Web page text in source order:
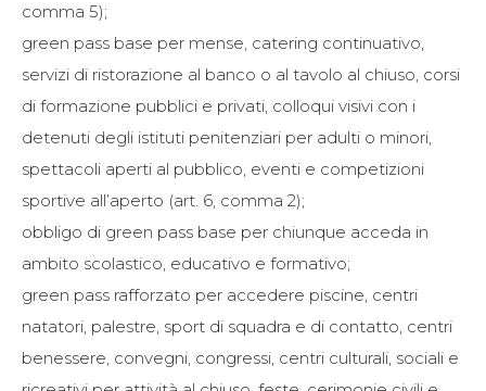
comma 5);
green pass base per mense, catering continuativo,
servizi di ristorazione al banco o al tavolo al chiuso, corsi
di formazione pubblici e privati, colloqui visivi con i
detenuti degli istituti penitenziari per adulti o minori,
spettacoli aperti al pubblico, eventi e competizioni
sportive all’aperto (art. 6, comma 2);
obbligo di green pass base per chiunque acceda in
ambito scolastico, educativo e formativo;
green pass rafforzato per accedere piscine, centri
natatori, palestre, sport di squadra e di contatto, centri
benessere, convegni, congressi, centri culturali, sociali e